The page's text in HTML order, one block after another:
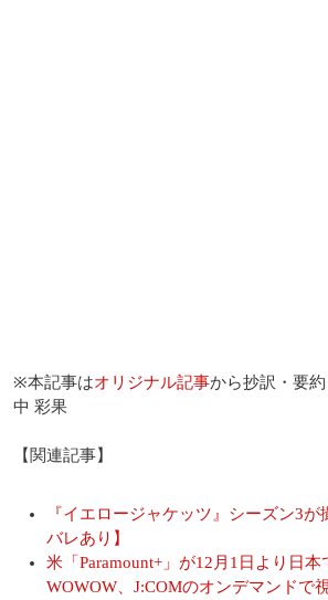
※本記事はオリジナル記事から抄訳・要
中 彩果
【関連記事】
『イエロージャケッツ』シーズン3が
バレあり】
米「Paramount+」が12月1日より日
WOWOW、J:COMのオンデマンドで